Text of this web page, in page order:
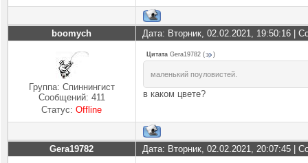
boomych Дата: Вторник, 02.02.2021, 19:50:16 |
Группа: Спиннингист
Сообщений: 411
Статус:Offline
Цитата Gera19782 ( )
маленький поуловистей.
в каком цвете?
Gera19782 Дата: Вторник, 02.02.2021, 20:07:45 |